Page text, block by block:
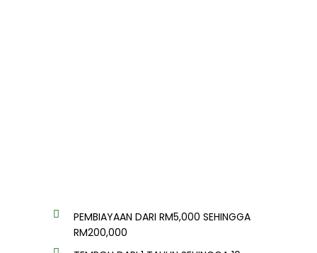
PEMBIAYAAN DARI RM5,000 SEHINGGA
RM200,000